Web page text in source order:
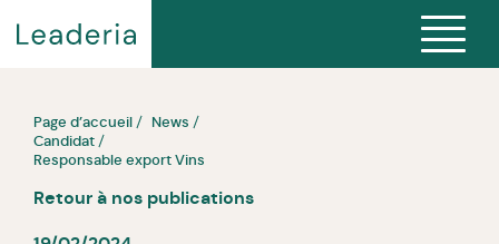
Page d’accueil
News
Candidat
Responsable export Vins
Retour à nos publications